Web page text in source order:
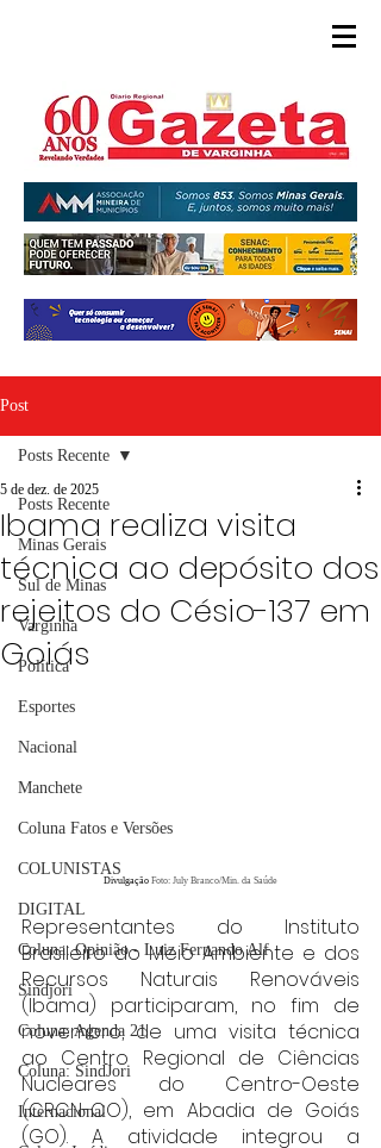
Post
Posts Recente
Minas Gerais
Sul de Minas
Varginha
Política
Esportes
Nacional
Manchete
Coluna Fatos e Versões
COLUNISTAS
DIGITAL
Coluna: Opinião - Luiz Fernando Alf
Sindjori
Coluna: Agenda 21
Coluna: SindJori
Internacional
Posts Recente
Ibama realiza visita
técnica ao depósito dos
rejeitos do Césio-137 em
Goiás
5 de dez. de 2025
Divulgação Foto: July Branco/Min. da Saúde
Representantes do Instituto
Brasileiro do Meio Ambiente e dos
Recursos Naturais Renováveis
(Ibama) participaram, no fim de
novembro, de uma visita técnica
ao Centro Regional de Ciências
Nucleares do Centro-Oeste
(CRCN-CO), em Abadia de Goiás
(GO). A atividade integrou a